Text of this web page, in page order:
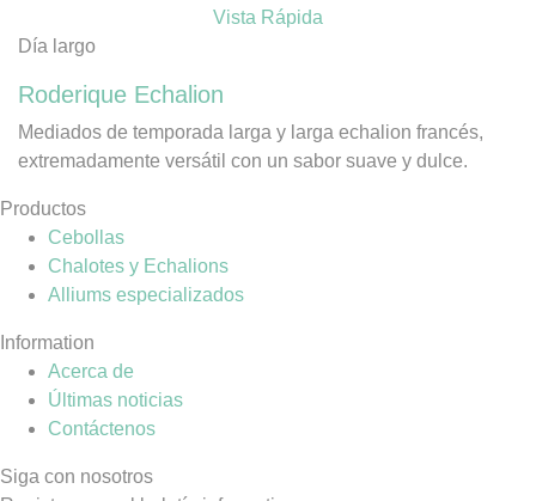
Vista Rápida
Día largo
Roderique Echalion
Mediados de temporada larga y larga echalion francés,
extremadamente versátil con un sabor suave y dulce.
Productos
Cebollas
Chalotes y Echalions
Alliums especializados
Information
Acerca de
Últimas noticias
Contáctenos
Siga con nosotros